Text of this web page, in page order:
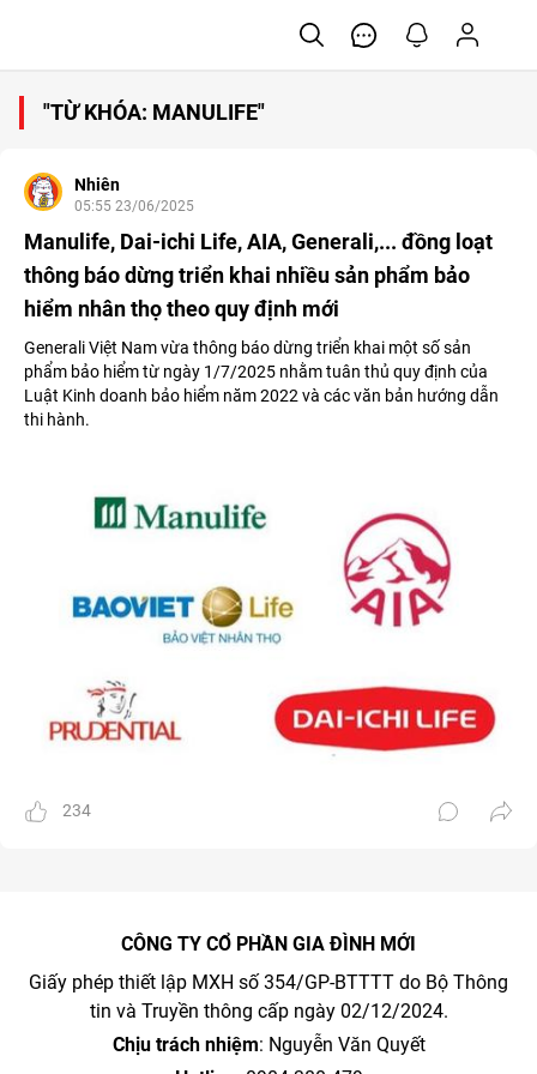
"TỪ KHÓA: MANULIFE"
Nhiên
05:55 23/06/2025
Manulife, Dai-ichi Life, AIA, Generali,... đồng loạt
thông báo dừng triển khai nhiều sản phẩm bảo
hiểm nhân thọ theo quy định mới
Generali Việt Nam vừa thông báo dừng triển khai một số sản
phẩm bảo hiểm từ ngày 1/7/2025 nhằm tuân thủ quy định của
Luật Kinh doanh bảo hiểm năm 2022 và các văn bản hướng dẫn
thi hành.
234
CÔNG TY CỔ PHẦN GIA ĐÌNH MỚI
Giấy phép thiết lập MXH số 354/GP-BTTTT do Bộ Thông
tin và Truyền thông cấp ngày 02/12/2024.
Chịu trách nhiệm: Nguyễn Văn Quyết